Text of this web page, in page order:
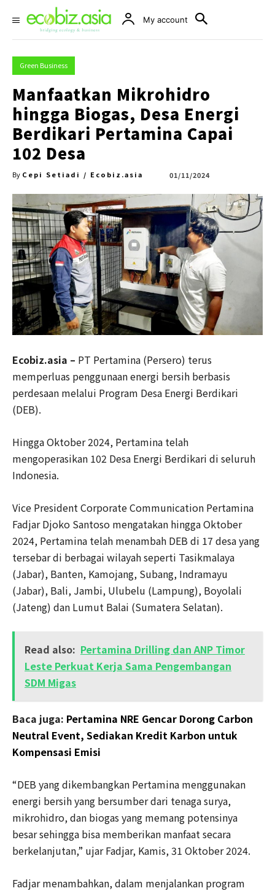
My account
Green Business
Manfaatkan Mikrohidro
hingga Biogas, Desa Energi
Berdikari Pertamina Capai
102 Desa
By Cepi Setiadi / Ecobiz.asia 01/11/2024
Ecobiz.asia – PT Pertamina (Persero) terus
memperluas penggunaan energi bersih berbasis
perdesaan melalui Program Desa Energi Berdikari
(DEB).
Hingga Oktober 2024, Pertamina telah
mengoperasikan 102 Desa Energi Berdikari di seluruh
Indonesia.
Vice President Corporate Communication Pertamina
Fadjar Djoko Santoso mengatakan hingga Oktober
2024, Pertamina telah menambah DEB di 17 desa yang
tersebar di berbagai wilayah seperti Tasikmalaya
(Jabar), Banten, Kamojang, Subang, Indramayu
(Jabar), Bali, Jambi, Ulubelu (Lampung), Boyolali
(Jateng) dan Lumut Balai (Sumatera Selatan).
Read also: Pertamina Drilling dan ANP Timor
Leste Perkuat Kerja Sama Pengembangan
SDM Migas
Baca juga: Pertamina NRE Gencar Dorong Carbon
Neutral Event, Sediakan Kredit Karbon untuk
Kompensasi Emisi
“DEB yang dikembangkan Pertamina menggunakan
energi bersih yang bersumber dari tenaga surya,
mikrohidro, dan biogas yang memang potensinya
besar sehingga bisa memberikan manfaat secara
berkelanjutan,” ujar Fadjar, Kamis, 31 Oktober 2024.
Fadjar menambahkan, dalam menjalankan program